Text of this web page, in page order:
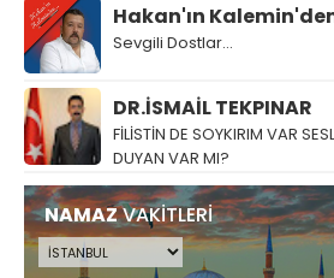
Hakan'ın
Sevgili Dostlar...
DR.İSMAİL TEKPINAR
FİLİSTİN DE SOYKIRIM VAR
DUYAN VAR MI?
NAMAZVAKİTLERİ